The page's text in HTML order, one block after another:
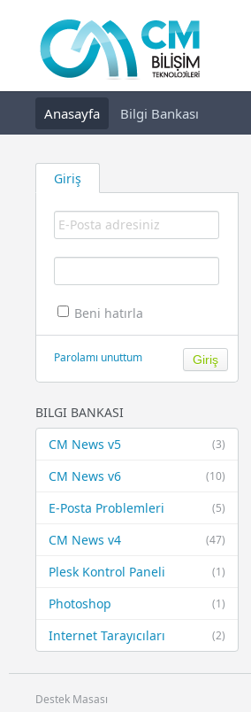
Anasayfa Bilgi Bankası
Giriş
Beni hatırla
Parolamı unuttum
BILGI BANKASI
(3)
CM News v5
(10)
CM News v6
(5)
E-Posta Problemleri
(47)
CM News v4
(1)
Plesk Kontrol Paneli
(1)
Photoshop
(2)
Internet Tarayıcıları
Destek Masası